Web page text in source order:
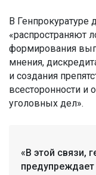
В Генпрокуратуре
формирования
мнения,
и создания
всесторонности и
уголовных дел».
«В этой связи,
предупреждает